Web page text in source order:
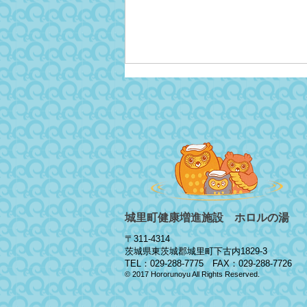
8/9～15『夏休み工作教室』
開催‼
城里町健康増進施設 ホロルの湯
〒311-4314
茨城県東茨城郡城里町下古内1829-3
TEL：029-288-7775 FAX：029-288-7726
© 2017 Hororunoyu All Rights Reserved.